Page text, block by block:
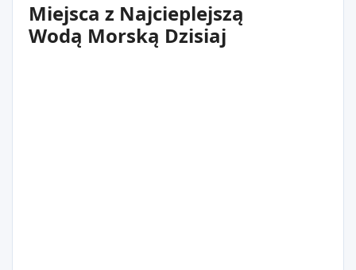
Miejsca z Najcieplejszą
Wodą Morską Dzisiaj